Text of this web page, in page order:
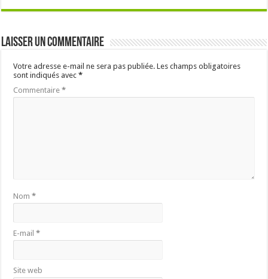
Laisser un commentaire
Votre adresse e-mail ne sera pas publiée. Les champs obligatoires
sont indiqués avec*
Commentaire*
Nom*
E-mail*
Site web